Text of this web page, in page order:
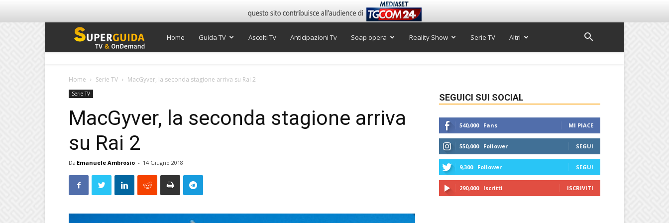
Super
Home Guida TV Ascolti Tv Anticipazioni Tv Soap opera Reality Show Serie TV Altri
Home Serie TV MacGyver, la seconda stagione arriva su Rai 2
Serie TV
MacGyver, la seconda stagione arriva
su Rai 2
Da Emanuele Ambrosio - 14 Giugno 2018
SEGUICI SUI SOCIAL
540,000 Fans MI PIACE
550,000 Follower SEGUI
9,300 Follower SEGUI
290,000 Iscritti ISCRIVITI